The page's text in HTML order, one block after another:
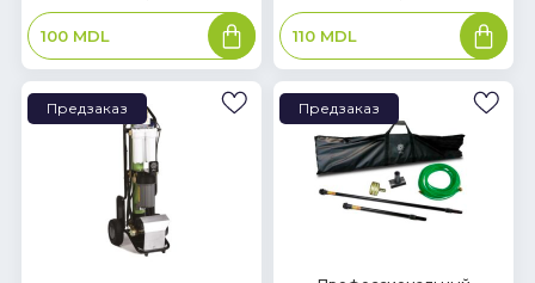
100 MDL
В
корзину 110 MDL
В
корзину
Предзаказ Предзаказ